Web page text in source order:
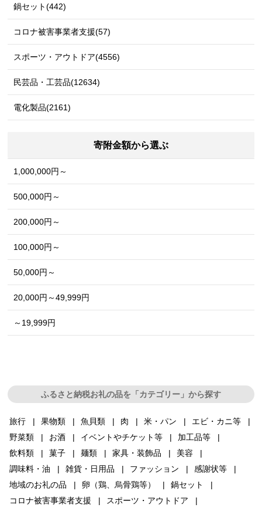
鍋セット(442)
コロナ被害事業者支援(57)
スポーツ・アウトドア(4556)
民芸品・工芸品(12634)
電化製品(2161)
寄附金額から選ぶ
1,000,000円～
500,000円～
200,000円～
100,000円～
50,000円～
20,000円～49,999円
～19,999円
ふるさと納税お礼の品を「カテゴリー」から探す
旅行 果物類 魚貝類 肉 米・パン
エビ・カニ等
野菜類
お酒 イベントやチケット等
加工品等
飲料類
菓子 麺類 家具・装飾品
美容
調味料・油
雑貨・日用品 ファッション
感謝状等
地域のお礼の品
卵（鶏、烏骨鶏等）
鍋セット
コロナ被害事業者支援
スポーツ・アウトドア